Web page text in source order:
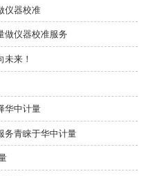
仪器校准
做仪器校准服务
未来！
华中计量
务青睐于华中计量